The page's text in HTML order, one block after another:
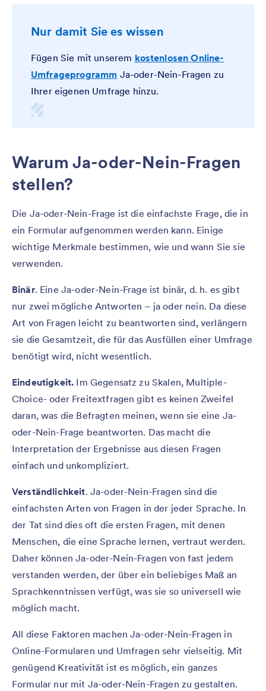
Nur damit Sie es wissen
Fügen Sie mit unserem kostenlosen Online-
Umfrageprogramm Ja-oder-Nein-Fragen zu
Ihrer eigenen Umfrage hinzu.
Warum Ja-oder-Nein-Fragen
stellen?
Die Ja-oder-Nein-Frage ist die einfachste Frage, die in
ein Formular aufgenommen werden kann. Einige
wichtige Merkmale bestimmen, wie und wann Sie sie
verwenden.
Binär. Eine Ja-oder-Nein-Frage ist binär, d. h. es gibt
nur zwei mögliche Antworten – ja oder nein. Da diese
Art von Fragen leicht zu beantworten sind, verlängern
sie die Gesamtzeit, die für das Ausfüllen einer Umfrage
benötigt wird, nicht wesentlich.
Eindeutigkeit. Im Gegensatz zu Skalen, Multiple-
Choice- oder Freitextfragen gibt es keinen Zweifel
daran, was die Befragten meinen, wenn sie eine Ja-
oder-Nein-Frage beantworten. Das macht die
Interpretation der Ergebnisse aus diesen Fragen
einfach und unkompliziert.
Verständlichkeit. Ja-oder-Nein-Fragen sind die
einfachsten Arten von Fragen in der jeder Sprache. In
der Tat sind dies oft die ersten Fragen, mit denen
Menschen, die eine Sprache lernen, vertraut werden.
Daher können Ja-oder-Nein-Fragen von fast jedem
verstanden werden, der über ein beliebiges Maß an
Sprachkenntnissen verfügt, was sie so universell wie
möglich macht.
All diese Faktoren machen Ja-oder-Nein-Fragen in
Online-Formularen und Umfragen sehr vielseitig. Mit
genügend Kreativität ist es möglich, ein ganzes
Formular nur mit Ja-oder-Nein-Fragen zu gestalten.